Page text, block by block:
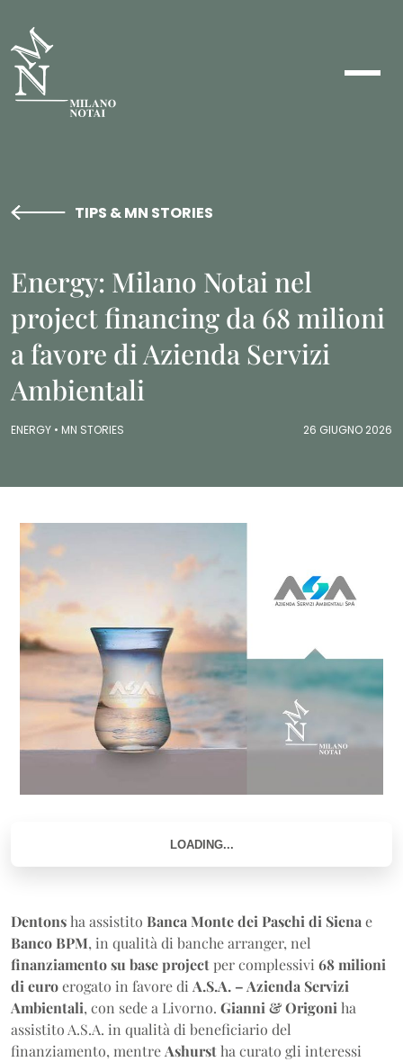
TIPS & MN STORIES
Energy: Milano Notai nel
project financing da 68 milioni
a favore di Azienda Servizi
Ambientali
ENERGY • MN STORIES 26 GIUGNO 2026
Dentonsha assistito Banca Monte dei Paschi di Siena e
Banco BPM, in qualità di banche arranger, nel
finanziamento su base project per complessivi 68 milioni
di euroerogato in favore di A.S.A. – Azienda Servizi
Ambientali, con sede a Livorno. Gianni & Origoni ha
assistito A.S.A. in qualità di beneficiario del
finanziamento, mentre Ashurstha curato gli interessi